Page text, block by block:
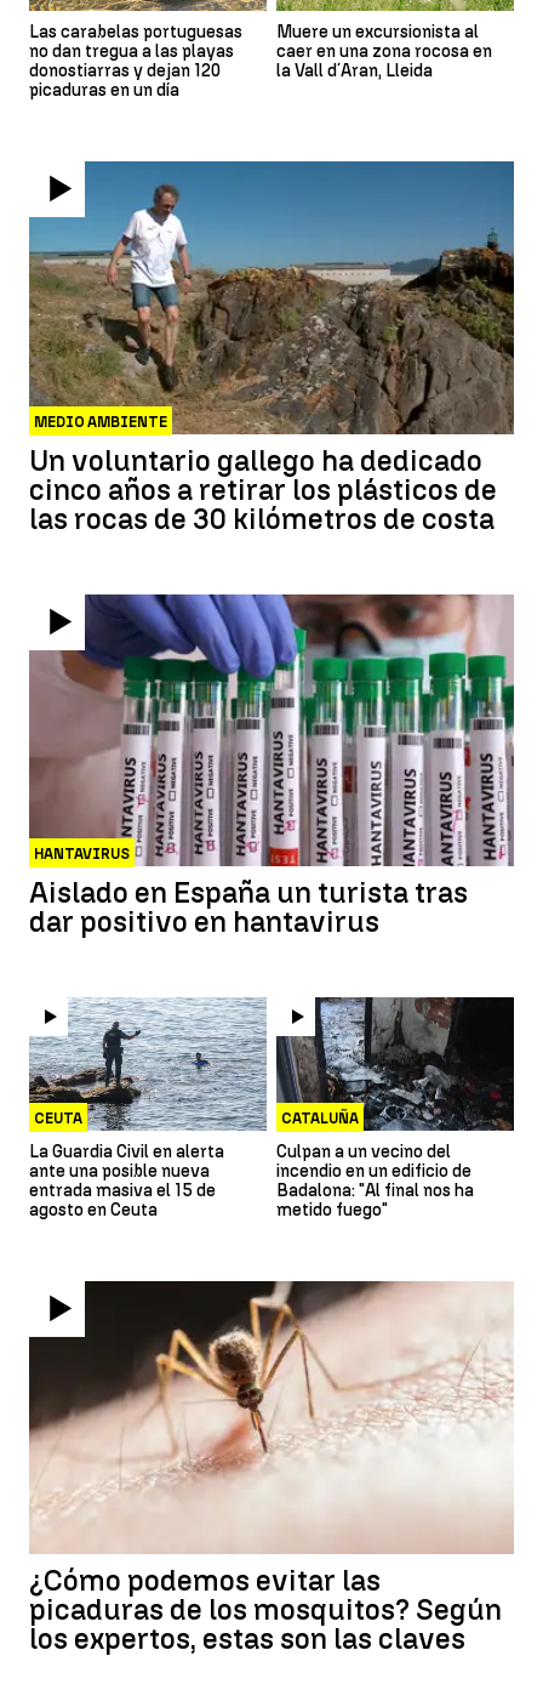
Las carabelas portuguesas
no dan tregua a las playas
donostiarras y dejan 120
picaduras en un día
Muere un excursionista al
caer en una zona rocosa en
la Vall d´Aran, Lleida
MEDIO AMBIENTE
Un voluntario gallego ha dedicado
cinco años a retirar los plásticos de
las rocas de 30 kilómetros de costa
HANTAVIRUS
Aislado en España un turista tras
dar positivo en hantavirus
CEUTA
La Guardia Civil en alerta
ante una posible nueva
entrada masiva el 15 de
agosto en Ceuta
CATALUÑA
Culpan a un vecino del
incendio en un edificio de
Badalona: "Al final nos ha
metido fuego"
¿Cómo podemos evitar las
picaduras de los mosquitos? Según
los expertos, estas son las claves